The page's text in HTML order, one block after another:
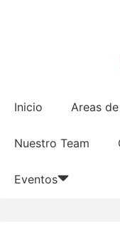
Inicio Areas
Nuestro Team
Eventos